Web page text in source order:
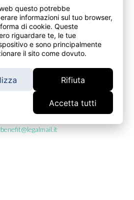
marchio di Fit srl Società Benefit,
soggetto al controllo dell’IVASS
alla Sezione A del Registro
Assicurativi al numero
qui, con sede in Via Silvio Pellico, 5
C.F. e P.IVA: 09680710960 - Iscritta
- Archivio CCIA di Monza e Brianza
Rea MB-1909689.
questo potrebbe
informazioni sul tuo browser,
di cookie. Queste
riguardare te, le tue
e sono principalmente
il sito come dovuto.
Rifiuta
Accetta tutti